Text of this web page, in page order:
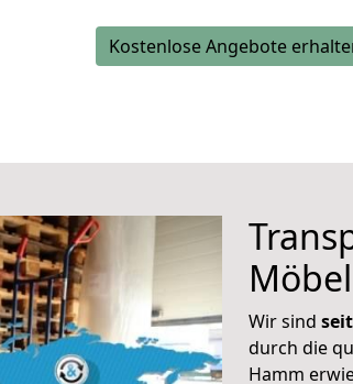
Kostenlose Angebote
Wir sind
durch die
Hamm